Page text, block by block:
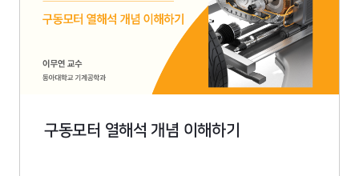
구동모터 열해석 개념 이해하기